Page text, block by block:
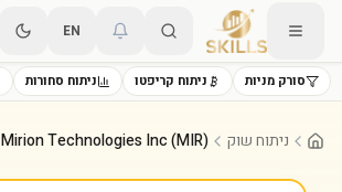
EN
סורק מניות ניתוח קריפטו ניתוח סחורות
ניתוח שוק Mirion Technologies Inc (MIR)